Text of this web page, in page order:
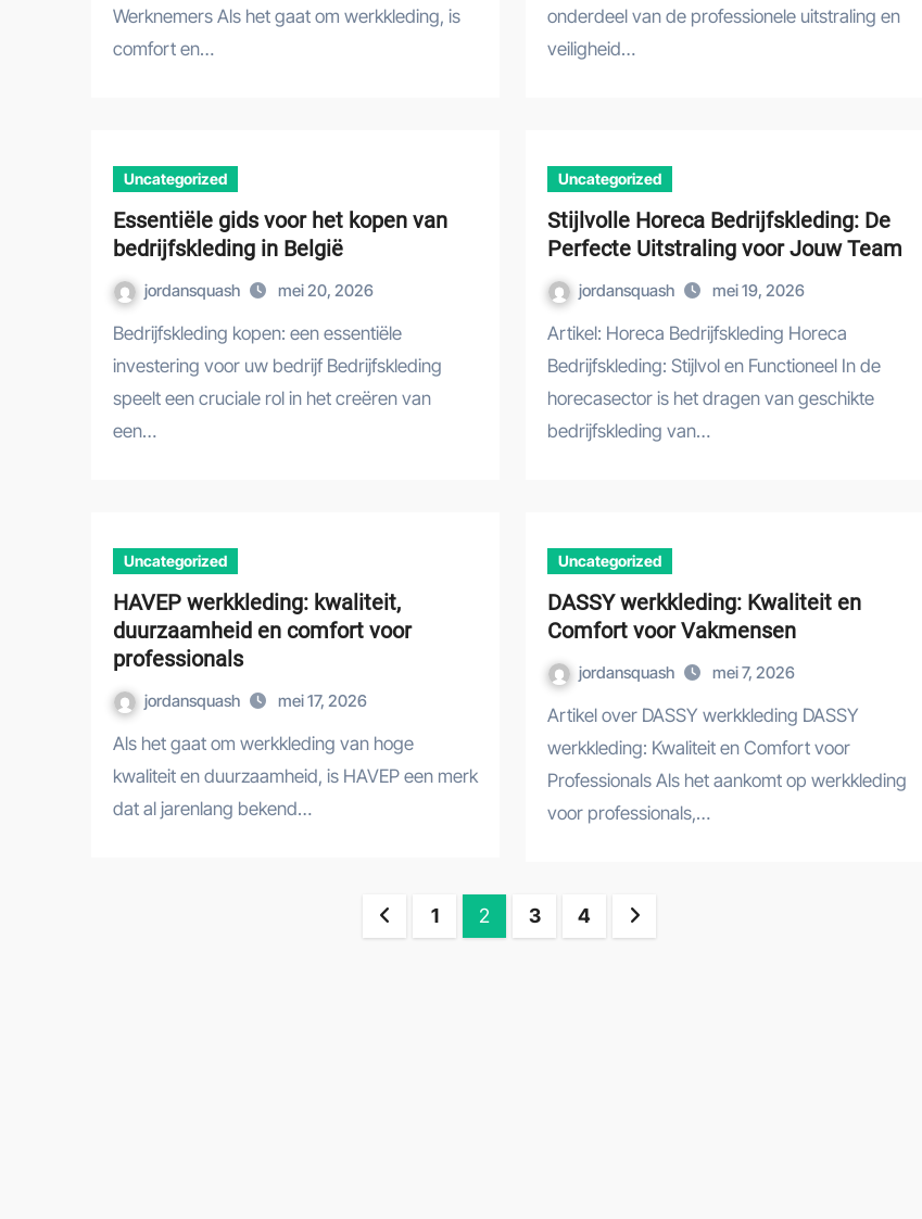
Werknemers Als het gaat om werkkleding, is
comfort en…
onderdeel van de professionele uitstraling en
veiligheid…
Uncategorized
Essentiële gids voor het kopen van
bedrijfskleding in België
jordansquash mei 20, 2026
Bedrijfskleding kopen: een essentiële
investering voor uw bedrijf Bedrijfskleding
speelt een cruciale rol in het creëren van
een…
Uncategorized
Stijlvolle Horeca Bedrijfskleding: De
Perfecte Uitstraling voor Jouw Team
jordansquash mei 19, 2026
Artikel: Horeca Bedrijfskleding Horeca
Bedrijfskleding: Stijlvol en Functioneel In de
horecasector is het dragen van geschikte
bedrijfskleding van…
Uncategorized
HAVEP werkkleding: kwaliteit,
duurzaamheid en comfort voor
professionals
jordansquash mei 17, 2026
Als het gaat om werkkleding van hoge
kwaliteit en duurzaamheid, is HAVEP een merk
dat al jarenlang bekend…
Uncategorized
DASSY werkkleding: Kwaliteit en
Comfort voor Vakmensen
jordansquash mei 7, 2026
Artikel over DASSY werkkleding DASSY
werkkleding: Kwaliteit en Comfort voor
Professionals Als het aankomt op werkkleding
voor professionals,…
Berichten
1 2 3 4